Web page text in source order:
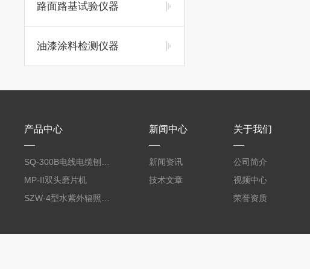
路面路基试验仪器
油漆涂料检测仪器
产品中心
MP-II双头磨片机
新闻中心
新闻资讯
技术文章
关于我们
公司简介
视频中心
荣誉资质